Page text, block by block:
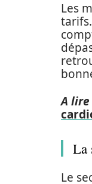
Les
A lire
La
Le